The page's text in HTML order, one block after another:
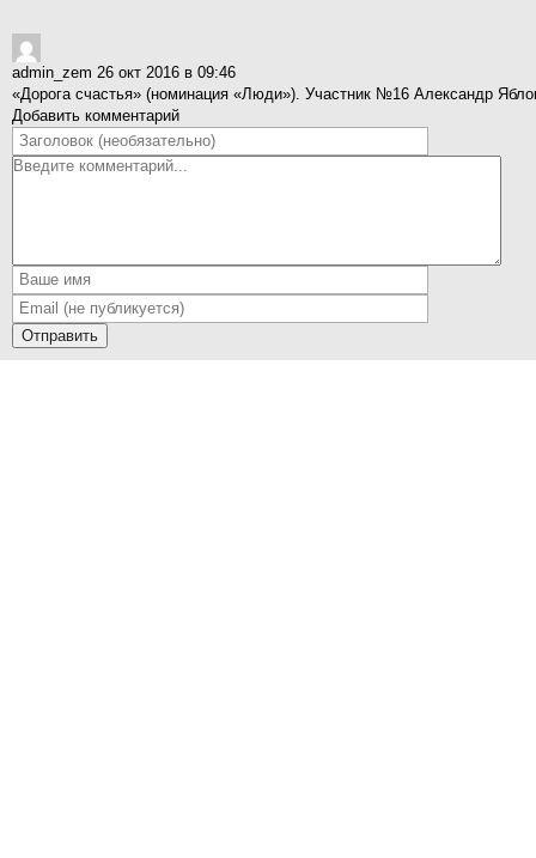
admin_zem 26 окт 2016 в 09:46
«Дорога счастья» (номинация «Люди»). Участник №16 Александр
Добавить комментарий
Отправить